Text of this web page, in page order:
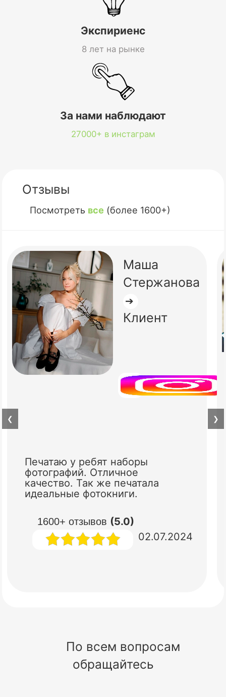
Экспириенс
8 лет на рынке
За нами наблюдают
27000+ в инстаграм
Отзывы
Посмотреть все (более 1600+)
Маша
Стержанова
➔
Клиент
1600+ отзывов (5.0)
Печатаю у ребят наборы
фотографий. Отличное
качество. Так же печатала
идеальные фотокниги.
02.07.2024
❮ ❯
По всем вопросам
обращайтесь